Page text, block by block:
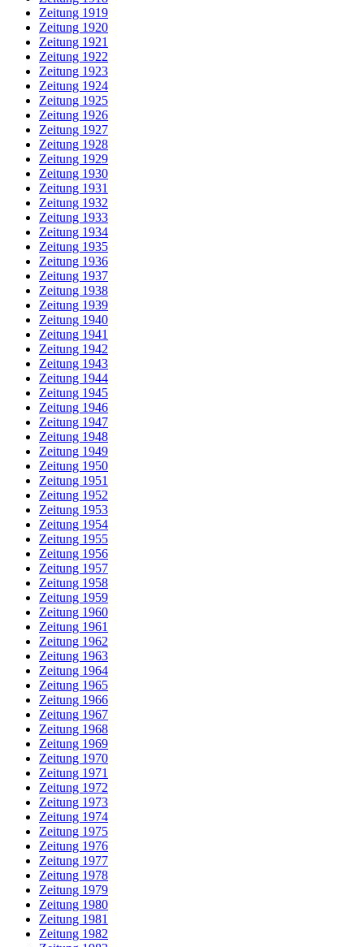
Zeitung 1919
Zeitung 1920
Zeitung 1921
Zeitung 1922
Zeitung 1923
Zeitung 1924
Zeitung 1925
Zeitung 1926
Zeitung 1927
Zeitung 1928
Zeitung 1929
Zeitung 1930
Zeitung 1931
Zeitung 1932
Zeitung 1933
Zeitung 1934
Zeitung 1935
Zeitung 1936
Zeitung 1937
Zeitung 1938
Zeitung 1939
Zeitung 1940
Zeitung 1941
Zeitung 1942
Zeitung 1943
Zeitung 1944
Zeitung 1945
Zeitung 1946
Zeitung 1947
Zeitung 1948
Zeitung 1949
Zeitung 1950
Zeitung 1951
Zeitung 1952
Zeitung 1953
Zeitung 1954
Zeitung 1955
Zeitung 1956
Zeitung 1957
Zeitung 1958
Zeitung 1959
Zeitung 1960
Zeitung 1961
Zeitung 1962
Zeitung 1963
Zeitung 1964
Zeitung 1965
Zeitung 1966
Zeitung 1967
Zeitung 1968
Zeitung 1969
Zeitung 1970
Zeitung 1971
Zeitung 1972
Zeitung 1973
Zeitung 1974
Zeitung 1975
Zeitung 1976
Zeitung 1977
Zeitung 1978
Zeitung 1979
Zeitung 1980
Zeitung 1981
Zeitung 1982